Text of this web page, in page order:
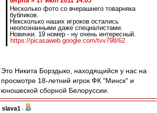
Несколько фото со вчерашнего товарняка
бубликов.
Нексколько наших игроков остались
неопознанными даже специалистами.
Новички. 19 номер - ну очень интересный.
https://picasaweb.google.com/tvv798/62
Это Никита Борздыко, находящийся у нас на
просмотре 18-летний игрок ФК "Минск" и
юношеской сборной Белоруссии.
slava1 -